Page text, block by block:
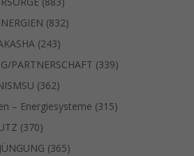
Produkte
832832
243243
Produkte
PARTNERSCHAFT 339339
362362
Produkte
– Energiesysteme 315315
370370
Produkte
365365